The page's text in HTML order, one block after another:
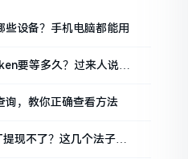
设备？手机电脑都能用
要等多久？过来人说说
询，教你正确查看方法
现不了？这几个法子能